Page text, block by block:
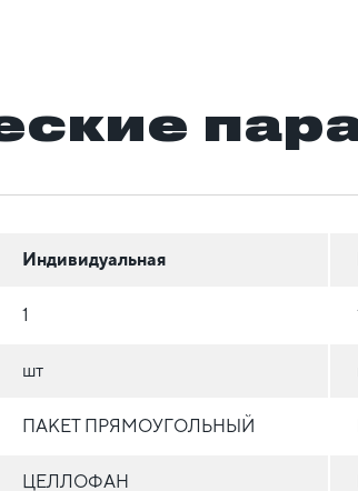
Индивидуальная
1
шт
ПАКЕТ ПРЯМОУГОЛЬНЫЙ
ЦЕЛЛОФАН